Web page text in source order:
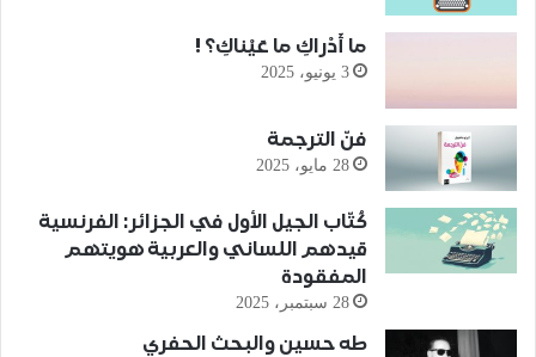
ما أَدْراكِ ما عَيْناكِ؟ !
3 يونيو، 2025
فنّ الترجمة
28 مايو، 2025
كُتّاب الجيل الأول في الجزائر: الفرنسية
قيدهم اللساني والعربية هويتهم
المفقودة
28 سبتمبر، 2025
طه حسين والبحث الحفري